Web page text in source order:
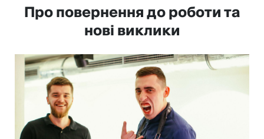
Про повернення до роботи та
нові виклики